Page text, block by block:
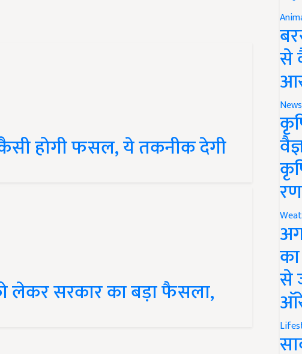
होगी फसल, ये तकनीक देगी
लेकर सरकार का बड़ा फैसला,
से
News
से